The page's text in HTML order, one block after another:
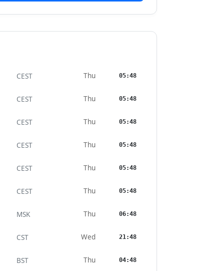
CEST Thu 05:48
CEST Thu 05:48
CEST Thu 05:48
CEST Thu 05:48
CEST Thu 05:48
CEST Thu 05:48
MSK Thu 06:48
CST Wed 21:48
BST Thu 04:48